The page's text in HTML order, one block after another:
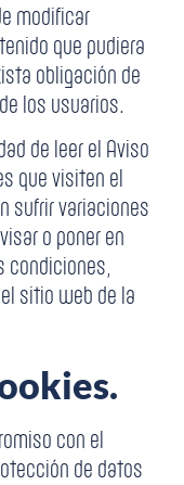
modificar
que pudiera
obligación de
los usuarios.
de leer el Aviso
que visiten el
sufrir variaciones
o poner en
sitio web de la
con el
de datos